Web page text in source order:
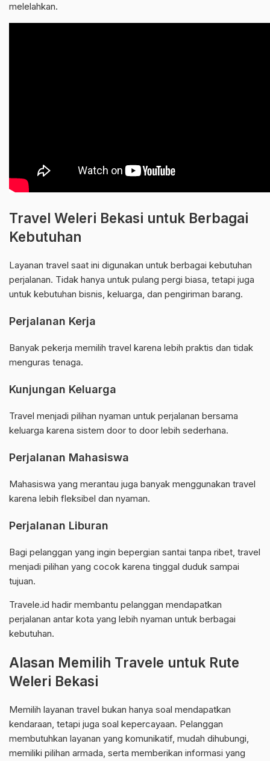
melelahkan.
Travel Weleri Bekasi untuk Berbagai
Kebutuhan
Layanan travel saat ini digunakan untuk berbagai kebutuhan
perjalanan. Tidak hanya untuk pulang pergi biasa, tetapi juga
untuk kebutuhan bisnis, keluarga, dan pengiriman barang.
Perjalanan Kerja
Banyak pekerja memilih travel karena lebih praktis dan tidak
menguras tenaga.
Kunjungan Keluarga
Travel menjadi pilihan nyaman untuk perjalanan bersama
keluarga karena sistem door to door lebih sederhana.
Perjalanan Mahasiswa
Mahasiswa yang merantau juga banyak menggunakan travel
karena lebih fleksibel dan nyaman.
Perjalanan Liburan
Bagi pelanggan yang ingin bepergian santai tanpa ribet, travel
menjadi pilihan yang cocok karena tinggal duduk sampai
tujuan.
Travele.id hadir membantu pelanggan mendapatkan
perjalanan antar kota yang lebih nyaman untuk berbagai
kebutuhan.
Alasan Memilih Travele untuk Rute
Weleri Bekasi
Memilih layanan travel bukan hanya soal mendapatkan
kendaraan, tetapi juga soal kepercayaan. Pelanggan
membutuhkan layanan yang komunikatif, mudah dihubungi,
memiliki pilihan armada, serta memberikan informasi yang